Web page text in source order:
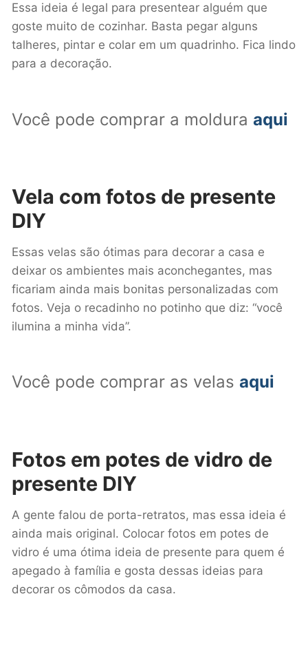
Essa ideia é legal para presentear alguém que
goste muito de cozinhar. Basta pegar alguns
talheres, pintar e colar em um quadrinho. Fica lindo
para a decoração.
Você pode comprar a moldura aqui
Vela com fotos de presente
DIY
Essas velas são ótimas para decorar a casa e
deixar os ambientes mais aconchegantes, mas
ficariam ainda mais bonitas personalizadas com
fotos. Veja o recadinho no potinho que diz: “você
ilumina a minha vida”.
Você pode comprar as velas aqui
Fotos em potes de vidro de
presente DIY
A gente falou de porta-retratos, mas essa ideia é
ainda mais original. Colocar fotos em potes de
vidro é uma ótima ideia de presente para quem é
apegado à família e gosta dessas ideias para
decorar os cômodos da casa.